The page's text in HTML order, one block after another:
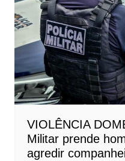
VIOLÊNCIA
Militar prende
agredir